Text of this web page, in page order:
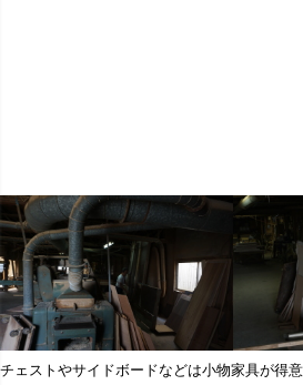
チェストやサイドボードなどは小物家具が得意